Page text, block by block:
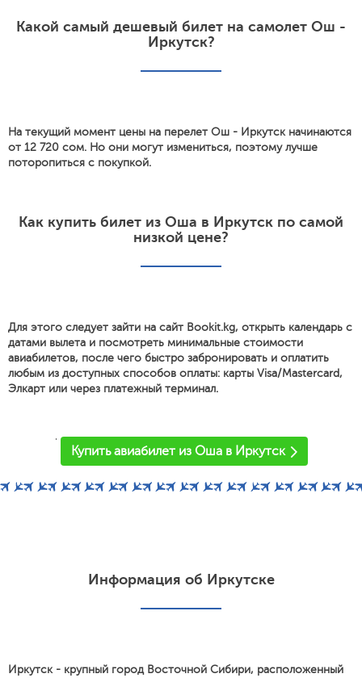
Какой самый дешевый билет на самолет Ош -
Иркутск?
На текущий момент цены на перелет Ош - Иркутск начинаются
от 12 720 сом. Но они могут измениться, поэтому лучше
поторопиться с покупкой.
Как купить билет из Оша в Иркутск по самой
низкой цене?
Для этого следует зайти на сайт Bookit.kg, открыть календарь с
датами вылета и посмотреть минимальные стоимости
авиабилетов, после чего быстро забронировать и оплатить
любым из доступных способов оплаты: карты Visa/Mastercard,
Элкарт или через платежный терминал.
'
Купить авиабилет из Оша в Иркутск
Информация об Иркутске
Иркутск - крупный город Восточной Сибири, расположенный